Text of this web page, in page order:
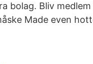
bolag. Bliv
Made even